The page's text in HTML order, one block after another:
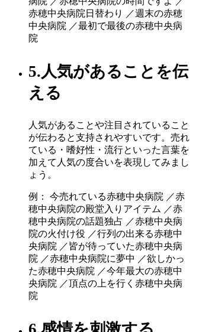
赤穂中央病院日替わり ／週末の赤穂
中央病院 ／最初で最後の赤穂中央病
院
5.人気があることを伝
える
人気があることや注目されていること
が伝わると支持されやすいです。売れ
ている・嗜好性・流行といった言葉を
加えて人気の度合いを表現してみまし
ょう。
例： 今売れている赤穂中央病院 ／赤
穂中央病院の殿堂入りアイテム ／赤
穂中央病院の話題独占 ／赤穂中央病
院の火付け役 ／行列の出来る赤穂中
央病院 ／皆が待っていた赤穂中央病
院 ／赤穂中央病院に夢中 ／欲しかっ
た赤穂中央病院 ／今年最大の赤穂中
央病院 ／頂点の上を行く赤穂中央病
院